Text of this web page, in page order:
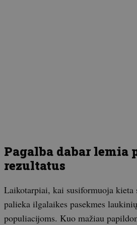
Pagalba dabar lemia
rezultatus
Laikotarpiai, kai susiformuoja kieta
palieka ilgalaikes pasekmes
populiacijoms. Kuo mažiau